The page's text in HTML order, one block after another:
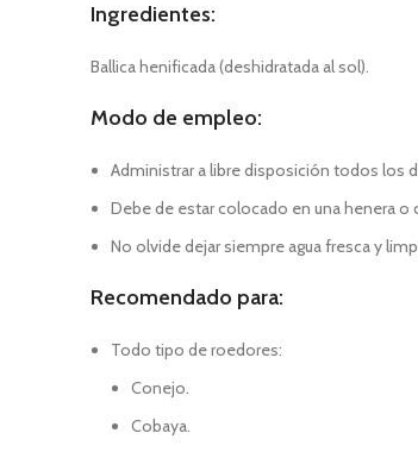
Ingredientes:
Ballica henificada (deshidratada al sol).
Modo de empleo:
Administrar a libre disposición todos los
Debe de estar colocado en una henera
No olvide dejar siempre agua fresca y
Recomendado para:
Todo tipo de roedores:
Conejo.
Cobaya.